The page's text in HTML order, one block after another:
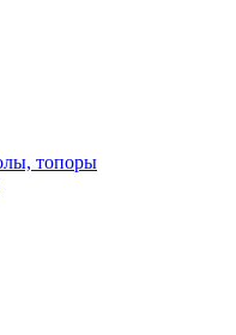
топоры